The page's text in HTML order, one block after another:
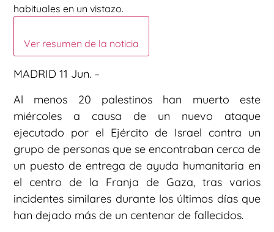
habituales en un vistazo.
Ver resumen de la noticia
MADRID 11 Jun. –
Al menos 20 palestinos han muerto este
miércoles a causa de un nuevo ataque
ejecutado por el Ejército de Israel contra un
grupo de personas que se encontraban cerca de
un puesto de entrega de ayuda humanitaria en
el centro de la Franja de Gaza, tras varios
incidentes similares durante los últimos días que
han dejado más de un centenar de fallecidos.